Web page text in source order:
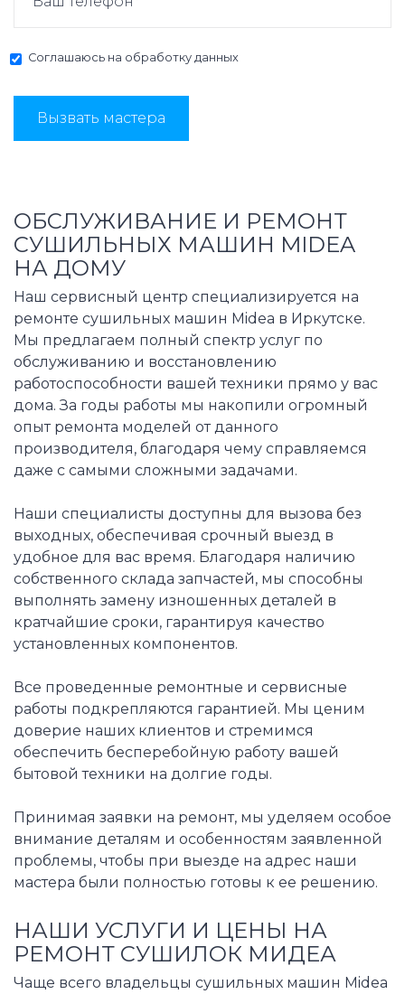
Соглашаюсь на обработку данных
Вызвать мастера
ОБСЛУЖИВАНИЕ И РЕМОНТ
СУШИЛЬНЫХ МАШИН MIDEA
НА ДОМУ
Наш сервисный центр специализируется на
ремонте сушильных машин Midea в Иркутске.
Мы предлагаем полный спектр услуг по
обслуживанию и восстановлению
работоспособности вашей техники прямо у вас
дома. За годы работы мы накопили огромный
опыт ремонта моделей от данного
производителя, благодаря чему справляемся
даже с самыми сложными задачами.
Наши специалисты доступны для вызова без
выходных, обеспечивая срочный выезд в
удобное для вас время. Благодаря наличию
собственного склада запчастей, мы способны
выполнять замену изношенных деталей в
кратчайшие сроки, гарантируя качество
установленных компонентов.
Все проведенные ремонтные и сервисные
работы подкрепляются гарантией. Мы ценим
доверие наших клиентов и стремимся
обеспечить бесперебойную работу вашей
бытовой техники на долгие годы.
Принимая заявки на ремонт, мы уделяем особое
внимание деталям и особенностям заявленной
проблемы, чтобы при выезде на адрес наши
мастера были полностью готовы к ее решению.
НАШИ УСЛУГИ И ЦЕНЫ НА
РЕМОНТ СУШИЛОК МИДЕА
Чаще всего владельцы сушильных машин Midea